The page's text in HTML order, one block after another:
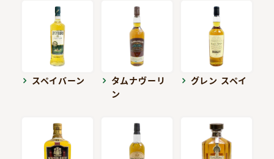
スペイバーン
タムナヴーリ
ン
グレン スペイ